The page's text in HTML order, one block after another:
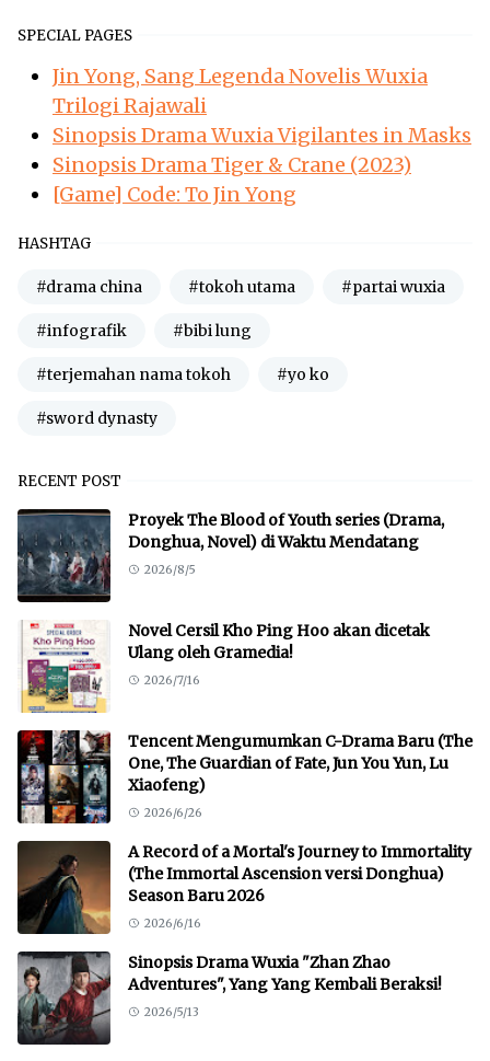
SPECIAL PAGES
Jin Yong, Sang Legenda Novelis Wuxia
Trilogi Rajawali
Sinopsis Drama Wuxia Vigilantes in Masks
Sinopsis Drama Tiger & Crane (2023)
[Game] Code: To Jin Yong
HASHTAG
#drama china #tokoh utama #partai wuxia
#infografik #bibi lung
#terjemahan nama tokoh #yo ko
#sword dynasty
RECENT POST
Proyek The Blood of Youth series (Drama,
Donghua, Novel) di Waktu Mendatang
2026/8/5
Novel Cersil Kho Ping Hoo akan dicetak
Ulang oleh Gramedia!
2026/7/16
Tencent Mengumumkan C-Drama Baru (The
One, The Guardian of Fate, Jun You Yun, Lu
Xiaofeng)
2026/6/26
A Record of a Mortal's Journey to Immortality
(The Immortal Ascension versi Donghua)
Season Baru 2026
2026/6/16
Sinopsis Drama Wuxia "Zhan Zhao
Adventures", Yang Yang Kembali Beraksi!
2026/5/13